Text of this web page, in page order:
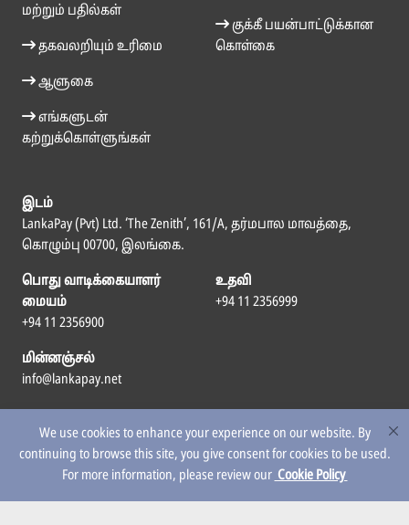
We use cookies to enhance your experience on our website. By
continuing to browse this site, you give consent for cookies to be used.
For more information, please review ourCookie Policy
மற்றும் பதில்கள்
தகவலறியும் உரிமை
ஆளுகை
எங்களுடன்
கற்றுக்கொள்ளுங்கள்
குக்கீ பயன்பாட்டுக்கான
கொள்கை
இடம்
LankaPay (Pvt) Ltd. ‘The Zenith’, 161/A, தர்மபால மாவத்தை,
கொழும்பு 00700, இலங்கை.
பொது வாடிக்கையாளர்
மையம்
+94 11 2356900
உதவி
+94 11 2356999
மின்னஞ்சல்
info@lankapay.net
எம்மைப் பின்தொடர